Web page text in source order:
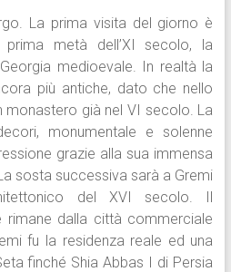
La prima visita del giorno è
prima metà dell’XI secolo, la
medioevale. In realtà la
più antiche, dato che nello
monastero già nel VI secolo. La
monumentale e solenne
grazie alla sua immensa
sosta successiva sarà a Gremi
del XVI secolo. Il
dalla città commerciale
fu la residenza reale ed una
finché Shia Abbas I di Persia